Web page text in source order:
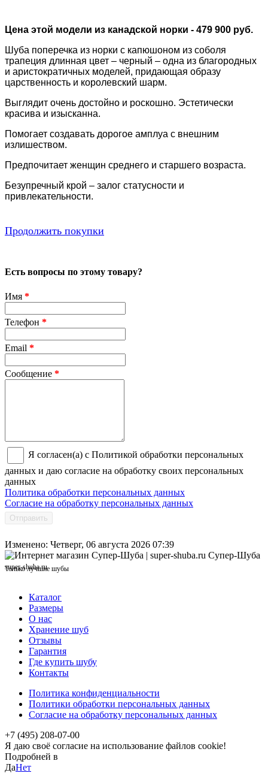
Цена этой модели из канадской норки - 479 900 руб.
Шуба поперечка из норки с капюшоном из соболя
трапеция длинная цвет – черный – одна из благородных
и аристократичных моделей, придающая образу
царственность и королевский шарм.
Выглядит очень достойно и роскошно. Эстетически
красива и изысканна.
Помогает создавать дорогое амплуа с внешним
излишеством.
Предпочитает женщин среднего и старшего возраста.
Безупречный крой – залог статусности и
привлекательности.
Продолжить покупки
Есть вопросы по этому товару?
Имя *
Телефон *
Email *
Сообщение *
Я согласен(а) с Политикой обработки персональных
данных и даю согласие на обработку своих персональных
данных
Политика обработки персональных данных
Согласие на обработку персональных данных
Отправить
Изменено: Четверг, 06 августа 2026 07:39
Супер-Шуба
super-shuba.ru
Только лучшие шубы
Каталог
Размеры
О нас
Хранение шуб
Отзывы
Гарантия
Где купить шубу
Контакты
Политика конфиденциальности
Политики обработки персональных данных
Согласие на обработку персональных данных
+7 (495) 208-07-00
Я даю своё согласие на использование файлов cookie!
Подробней в
ДаНет